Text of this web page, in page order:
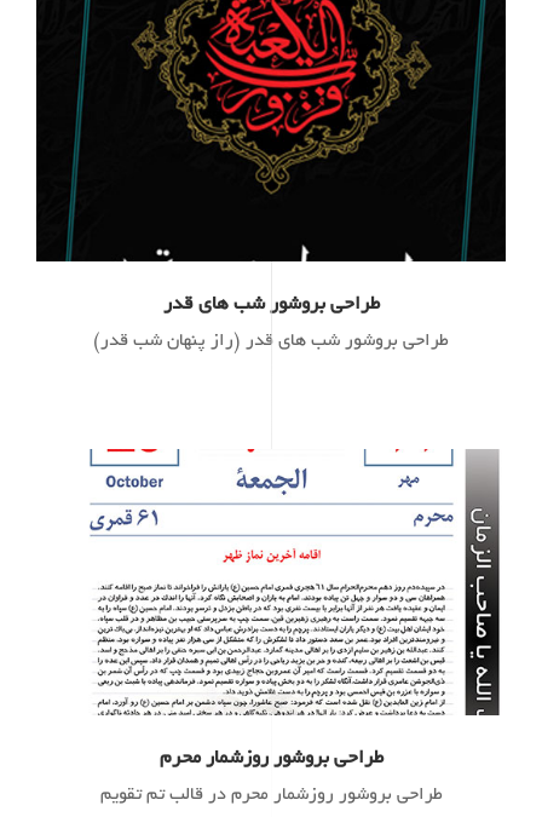
طراحی بروشور شب های قدر
طراحی بروشور شب های قدر (راز پنهان شب قدر)
طراحی بروشور روزشمار محرم
طراحی بروشور روزشمار محرم در قالب تم تقویم